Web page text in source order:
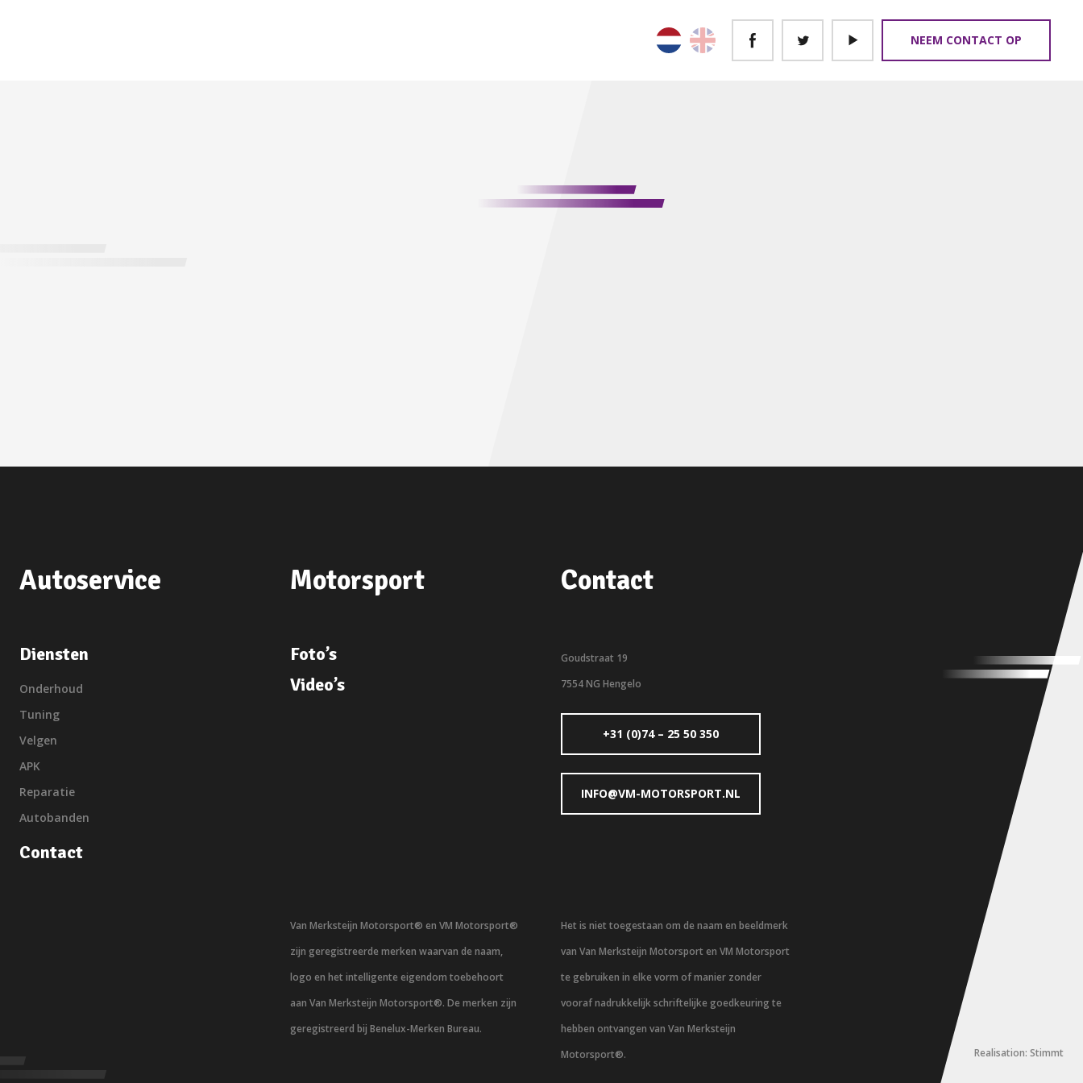
NEEM CONTACT OP
Autoservice
Diensten
Onderhoud
Tuning
Velgen
APK
Reparatie
Autobanden
Contact
Motorsport
Foto’s
Video’s
Contact
Goudstraat 19
7554 NG Hengelo
+31 (0)74 – 25 50 350
INFO@VM-MOTORSPORT.NL
Van Merksteijn Motorsport® en VM Motorsport®
zijn geregistreerde merken waarvan de naam,
logo en het intelligente eigendom toebehoort
aan Van Merksteijn Motorsport®. De merken zijn
geregistreerd bij Benelux-Merken Bureau.
Het is niet toegestaan om de naam en beeldmerk
van Van Merksteijn Motorsport en VM Motorsport
te gebruiken in elke vorm of manier zonder
vooraf nadrukkelijk schriftelijke goedkeuring te
hebben ontvangen van Van Merksteijn
Motorsport®.
Realisation: Stimmt